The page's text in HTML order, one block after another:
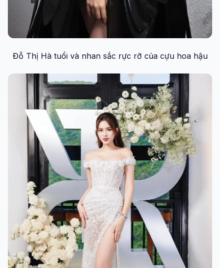
Đỗ Thị Hà tuổi và nhan sắc rực rỡ của cựu hoa hậu